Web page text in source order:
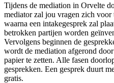
Tijdens de mediation in Orvelte
mediator zal jou vragen zich voor
waarna een intakegesprek zal
betrokken partijen worden
Vervolgens beginnen de
wordt de mediation afgerond
papier te zetten. Alle fasen
gesprekken. Een gesprek duurt
gratis.